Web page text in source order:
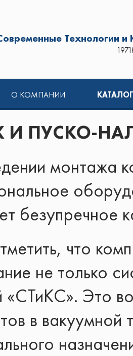
Технологии
О КОМПАНИИ КАТАЛОГ
ПУСКО-
монтажа
безупречное
что
не только
«СТиКС». Это
в вакуумной